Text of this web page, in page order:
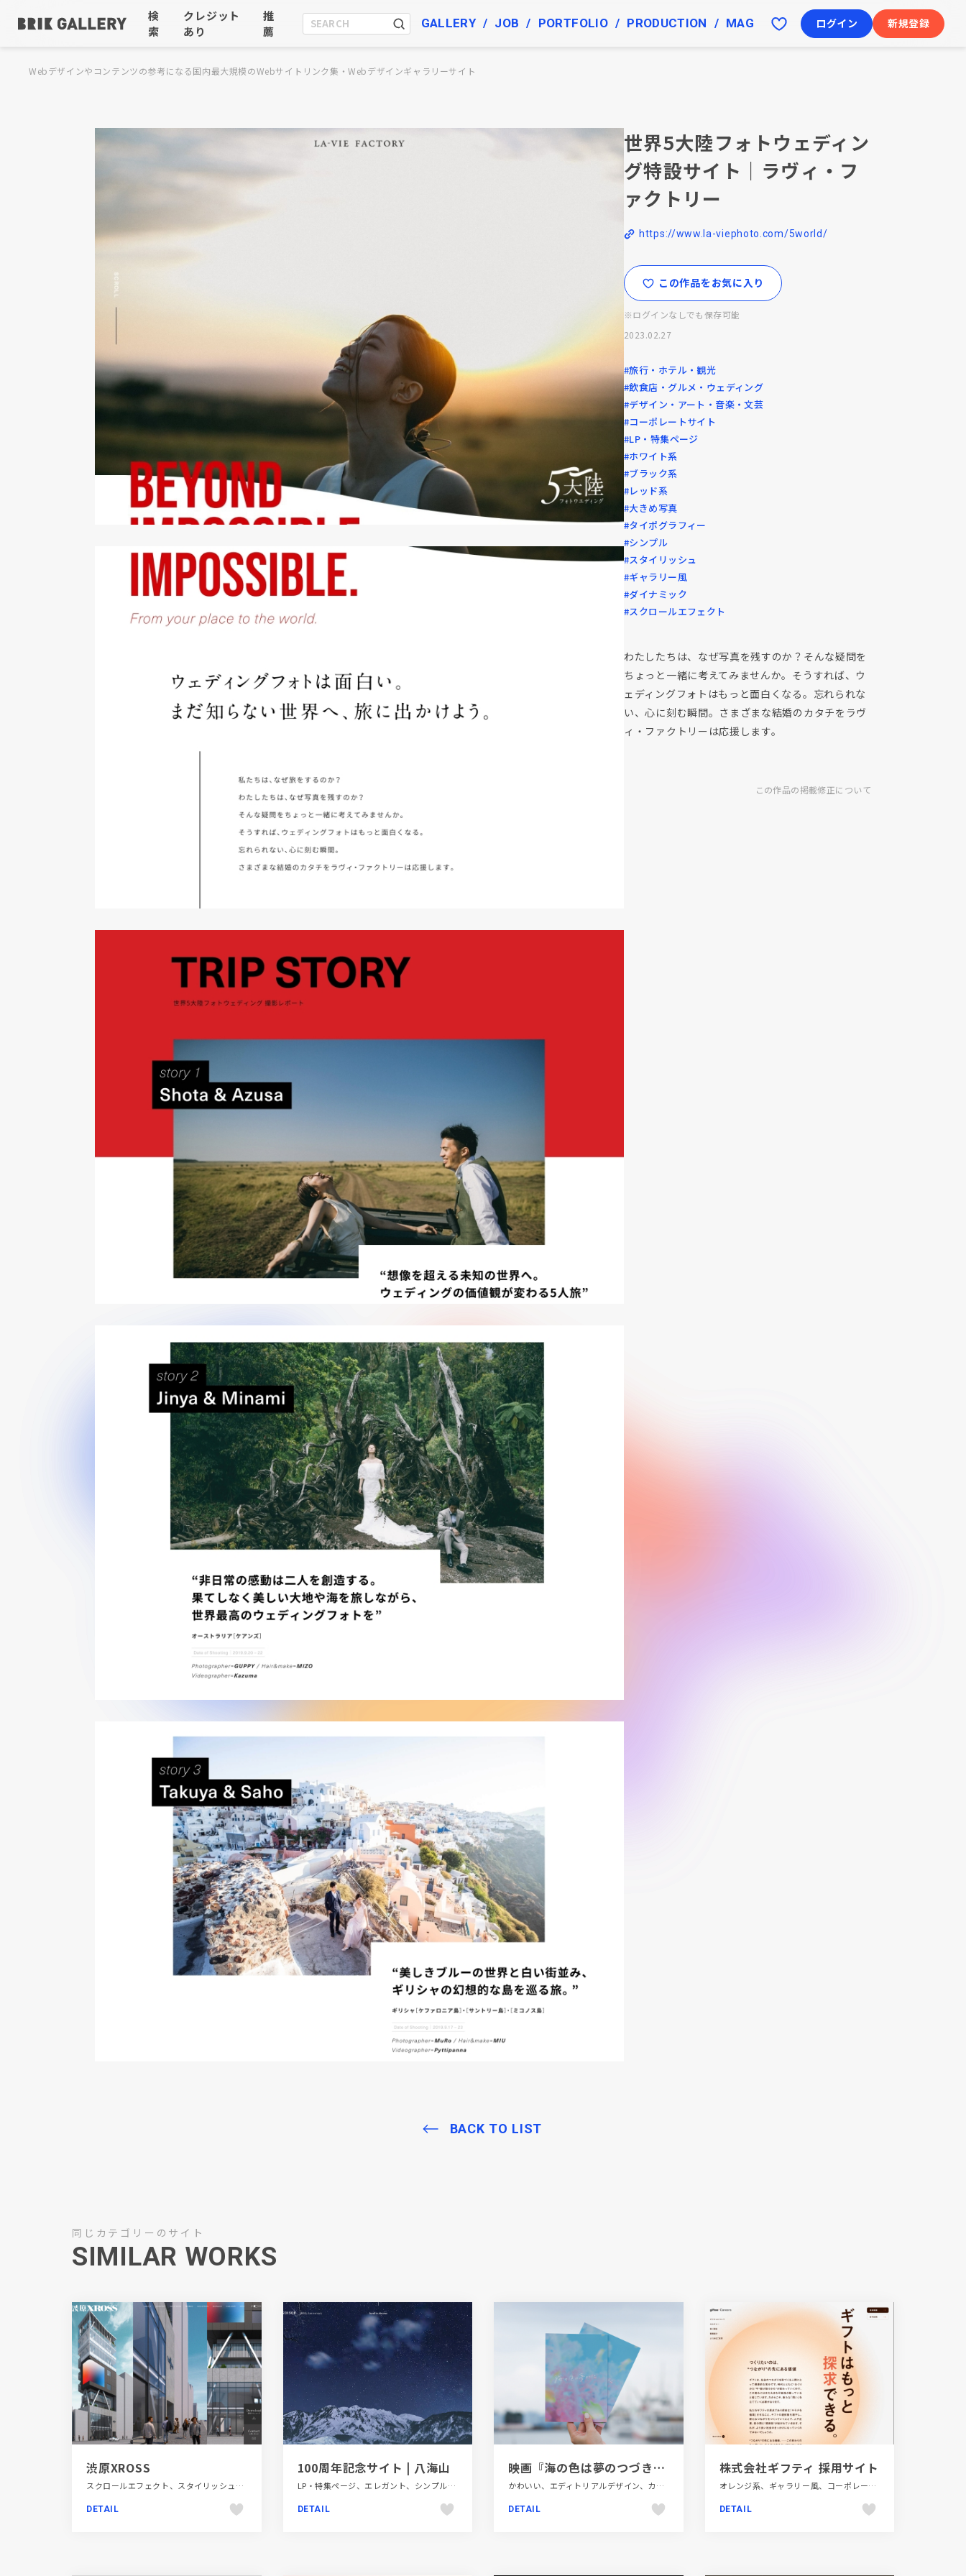
検
索
クレジット
あり
推
薦
GALLERY JOB PORTFOLIO PRODUCTION MAG ログイン 新規登録
Webデザインやコンテンツの参考になる国内最大規模のWebサイトリンク集・Webデザインギャラリーサイト
世界5大陸フォトウェディン
グ特設サイト｜ラヴィ・フ
ァクトリー
https://www.la-viephoto.com/5world/
この作品をお気に入り
※ログインなしでも保存可能
2023.02.27
#旅行・ホテル・観光
#飲食店・グルメ・ウェディング
#デザイン・アート・音楽・文芸
#コーポレートサイト
#LP・特集ページ
#ホワイト系
#ブラック系
#レッド系
#大きめ写真
#タイポグラフィー
#シンプル
#スタイリッシュ
#ギャラリー風
#ダイナミック
#スクロールエフェクト
わたしたちは、なぜ写真を残すのか？そんな疑問を
ちょっと一緒に考えてみませんか。そうすれば、ウ
ェディングフォトはもっと面白くなる。忘れられな
い、心に刻む瞬間。さまざまな結婚のカタチをラヴ
ィ・ファクトリーは応援します。
この作品の掲載修正について
BACK TO LIST
同じカテゴリーのサイト
SIMILAR WORKS
渋原XROSS
スクロールエフェクト、スタイリッシュ、商業施設・レジャー、多言語対応、施設・店舗サイト
DETAIL
100周年記念サイト | 八海山
LP・特集ページ、エレガント、シンプル、ブルー系、ホワイト系、動画が流れる、日本テイスト、飲料・食品
DETAIL
映画『海の色は夢のつづき』パンフレット
かわいい、エディトリアルデザイン、カラフル、テレビ・アニメ・映画・芸能、デザイン・アート・音楽・文芸、手書き・ハンドメイド
DETAIL
株式会社ギフティ 採用サイト
オレンジ系、ギャラリー風、コーポレートサイト、シンプル、スタイリッシュ、金融・法律・人材・専門職
DETAIL